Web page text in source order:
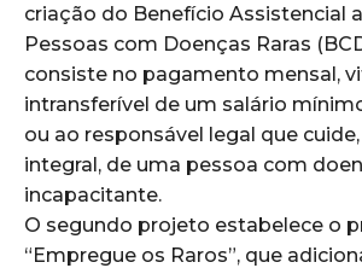
criação do Benefício Assistencial
Pessoas com Doenças Raras
consiste no pagamento mensal,
intransferível de um salário
ou ao responsável legal que
integral, de uma pessoa com
incapacitante.
O segundo projeto estabelece o
“Empregue os Raros”, que